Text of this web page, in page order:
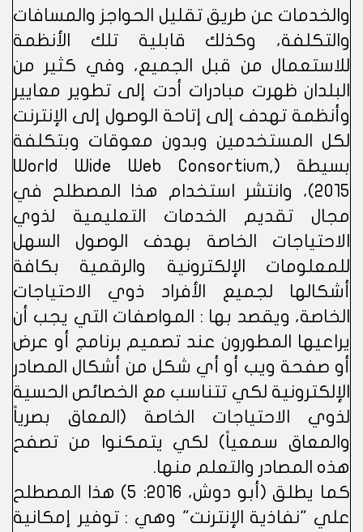
والخدمات عن طريق تقليل الحواجز والمسافات
والتكلفة، وكذلك قابلية تلك الأنظمة
للاستعمال من قبل الجميع، وفي كثير من
البلدان ظهرت مبادرات أدت إلى تطوير معايير
وأنظمة تهدف إلى إتاحة الوصول إلى الإنترنت
لكل المستخدمين وبدون معوقات وبتكلفة
بسيطة (World Wide Web Consortium,
2015)، وانتشر استخدام هذا المصطلح في
مجال تقديم الخدمات التعليمية لذوي
الاحتياجات الخاصة بهدف الوصول السهل
للمعلومات الإلكترونية والرقمية بكافة
أشكالها لجميع الأفراد ذوي الاحتياجات
الخاصة، ويقصد بها : المواصفات التي يجب أن
يراعيها المطورون عند تصميم برنامج أو عرض
أو صفحة ويب أو أي شكل من أشكال المصادر
الإلكترونية لكي تتناسب مع الخصائص الحسية
لذوي الاحتياجات الخاصة (المعاق بصرياً
والمعاق سمعياً) لكي يتمكنوا من تصفح
هذه المصادر والتعلم منها.
كما يطلق (أبو دوش، 2016: 5) هذا المصطلح
علي "نفاذية الإنترنت" وهي : توفير إمكانية